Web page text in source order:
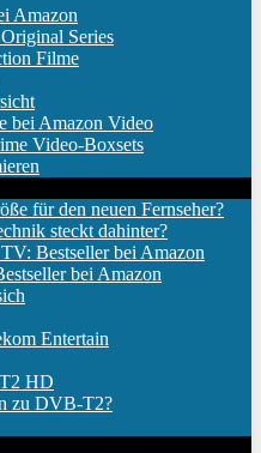
Amazon
Series
Filme
bei Amazon Video
Video-Boxsets
für den neuen Fernseher?
steckt dahinter?
Bestseller bei Amazon
bei Amazon
Entertain
HD
zu DVB-T2?